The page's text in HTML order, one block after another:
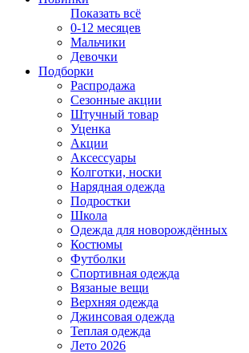
Показать всё
0-12 месяцев
Мальчики
Девочки
Подборки
Распродажа
Сезонные акции
Штучный товар
Уценка
Акции
Аксессуары
Колготки, носки
Нарядная одежда
Подростки
Школа
Одежда для новорождённых
Костюмы
Футболки
Спортивная одежда
Вязаные вещи
Верхняя одежда
Джинсовая одежда
Теплая одежда
Лето 2026